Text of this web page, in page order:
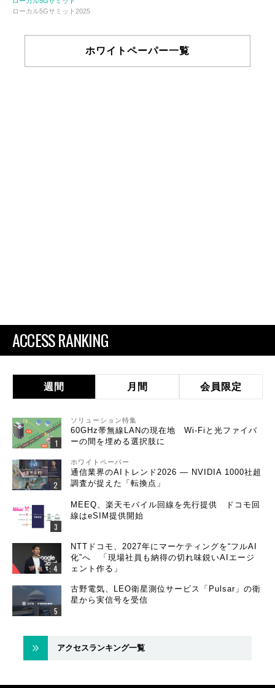
ローカル5Gサミット2025
ホワイトペーパー一覧
ACCESS RANKING
週間 月間 会員限定
ソリューション特集
60GHz帯無線LANの現在地 Wi-Fiと光ファイバ
ーの間を埋める選択肢に
ホワイトペーパー
通信業界のAIトレンド2026 ― NVIDIA 1000社超
調査が捉えた「転換点」
MEEQ、楽天モバイル回線を先行提供 ドコモ回
線はeSIM提供開始
NTTドコモ、2027年にマーケティングを“フルAI
化”へ 「現場社員も納得の切れ味鋭いAIエージ
ェント作る」
古野電気、LEO衛星測位サービス「Pulsar」の衛
星から実信号を受信
アクセスランキング一覧